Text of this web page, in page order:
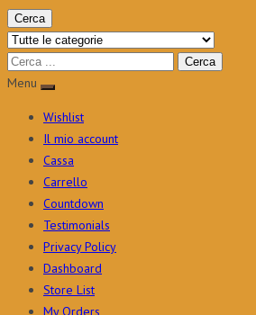
Cerca
Menu
Wishlist
Il mio account
Cassa
Carrello
Countdown
Testimonials
Privacy Policy
Dashboard
Store List
My Orders